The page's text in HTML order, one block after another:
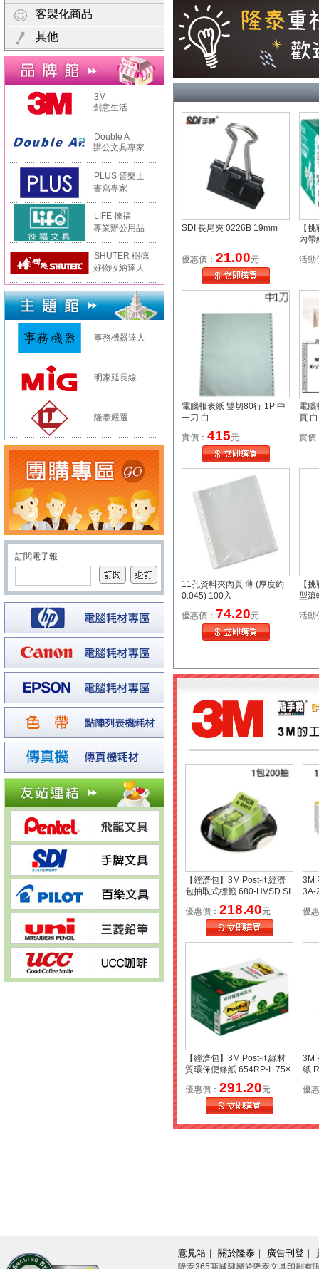
客製化商品
其他
3M
創意生活
Double A
辦公文具專家
PLUS 普樂士
書寫專家
LIFE 徠福
專業辦公用品
SHUTER 樹德
好物收納達人
事務機器達人
明家延長線
隆泰嚴選
SDI 長尾夾 0226B 19mm
優惠價： 21.00元
【
內帶
型滾
活動
電腦報表紙 雙切80行 1P 中
一刀 白
實價： 415元
電腦
頁 白
實價
11孔資料夾內頁 薄 (厚度約
0.045) 100入
優惠價： 74.20元
【
型滾
活動
【經濟包】3M Post-it 經濟
包抽取式標籤 680-HVSD SI
GN & DATE 200抽 綠
優惠價： 218.40元
3M
3A-
優
【經濟包】3M Post-it 綠材
質環保便條紙 654RP-L 75×
75mm 黃 12本入 *環保標章*
優惠價： 291.20元
3M
紙
優
意見箱 ｜ 關於隆泰 ｜ 廣告刊登 ｜
隆泰365商城隸屬於隆泰文具印刷有